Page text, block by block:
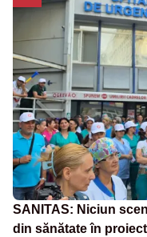
SANITAS: Niciun
din sănătate în